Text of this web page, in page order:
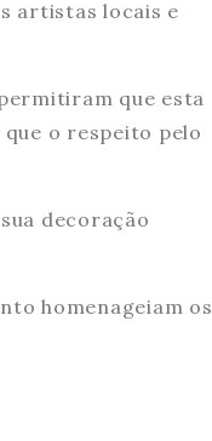
artistas locais e
que esta
que o respeito pelo
decoração
homenageiam os